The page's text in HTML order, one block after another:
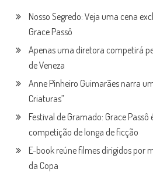
Nosso Segredo: Veja uma cena
Grace Passô
Apenas uma diretora competirá
de Veneza
Anne Pinheiro Guimarães narra
Criaturas”
Festival de Gramado: Grace
competição de longa de ficção
E-book reúne filmes dirigidos por
da Copa